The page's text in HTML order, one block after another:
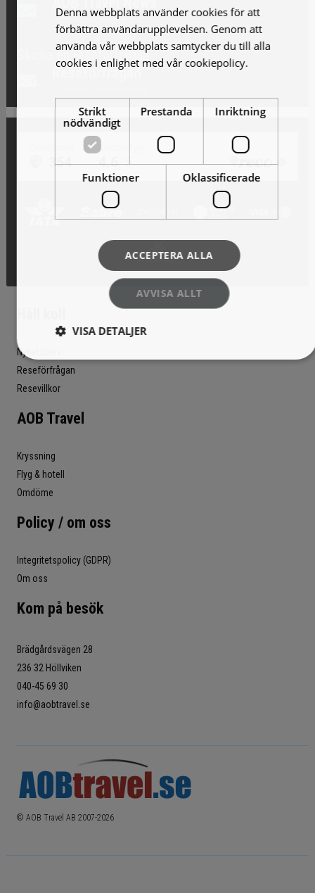
Erbjudande och nyheter!
Skicka en reseförfrågan
Reseförfrågan
Nyhetsbrev
Reseförfrågan
Resevillkor
AOB Travel
Kryssning
Flyg & hotell
Omdöme
Policy / om oss
Integritetspolicy (GDPR)
Om oss
Kom på besök
Brädgårdsvägen 28
236 32 Höllviken
040-45 69 30
info@aobtravel.se
© AOB Travel AB 2007-2026
Denna webbplats använder cookies för att
förbättra användarupplevelsen. Genom att
använda vår webbplats samtycker du till alla
cookies i enlighet med vår cookiepolicy.
Strikt
nödvändigt
Prestanda Inriktning
Funktioner Oklassificerade
ACCEPTERA ALLA
AVVISA ALLT
VISA DETALJER